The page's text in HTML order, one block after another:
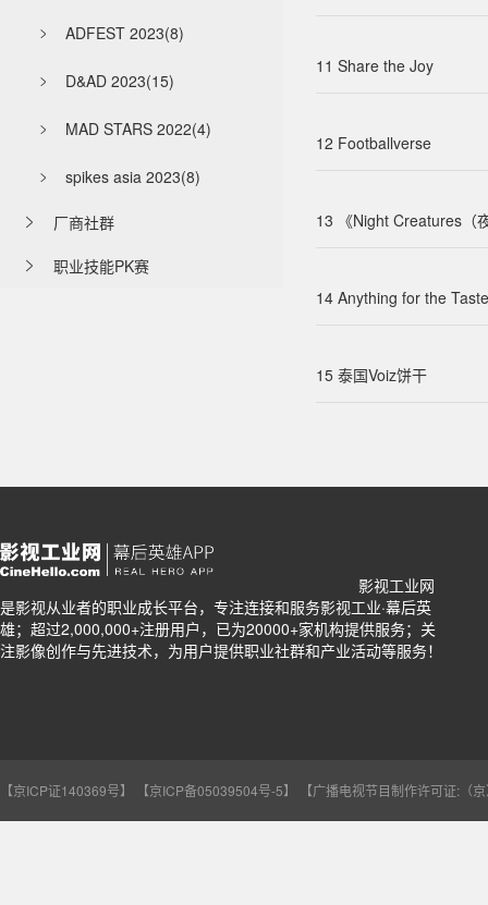
 ADFEST 2023(8)
 D&AD 2023(15)
 MAD STARS 2022(4)
 spikes asia 2023(8)
 厂商社群
 职业技能PK赛
11 Share the Joy
12 Footballverse
13 《Night Creatures（
14 Anything for the Taste
15 泰国Voiz饼干
关注影像创作与先进技术
影视工业网
是影视从业者的职业成长平台，专注连接和服务影视工业·幕后英
雄；超过2,000,000+注册用户，已为20000+家机构提供服务；关
注影像创作与先进技术，为用户提供职业社群和产业活动等服务！
【京ICP证140369号】 【京ICP备05039504号-5】 【广播电视节目制作许可证:（